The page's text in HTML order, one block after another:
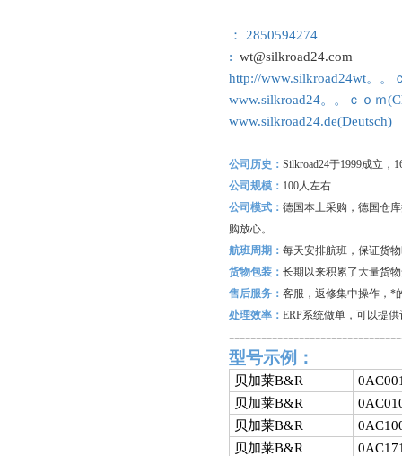
： 2850594274
: wt@silkroad24.com
http://www.silkroad24wt。。
www.silkroad24。。ｃｏｍ
www.silkroad24.de(Deutsch)
公司历史： Silkroad24于1999成立，
公司规模： 100人左右
公司模式： 德国本土采购，德国仓
购放心。
航班周期： 每天安排航班，保证货
货物包装： 长期以来积累了大量货
售后服务： 客服，返修集中操作，*
处理效率： ERP系统做单，可以提
型号示例：
贝加莱B&R
贝加莱B&R
贝加莱B&R
贝加莱B&R